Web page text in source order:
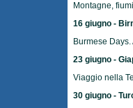
Montagne,
16 giugno -
Burmese
23 giugno -
Viaggio nella
30 giugno -